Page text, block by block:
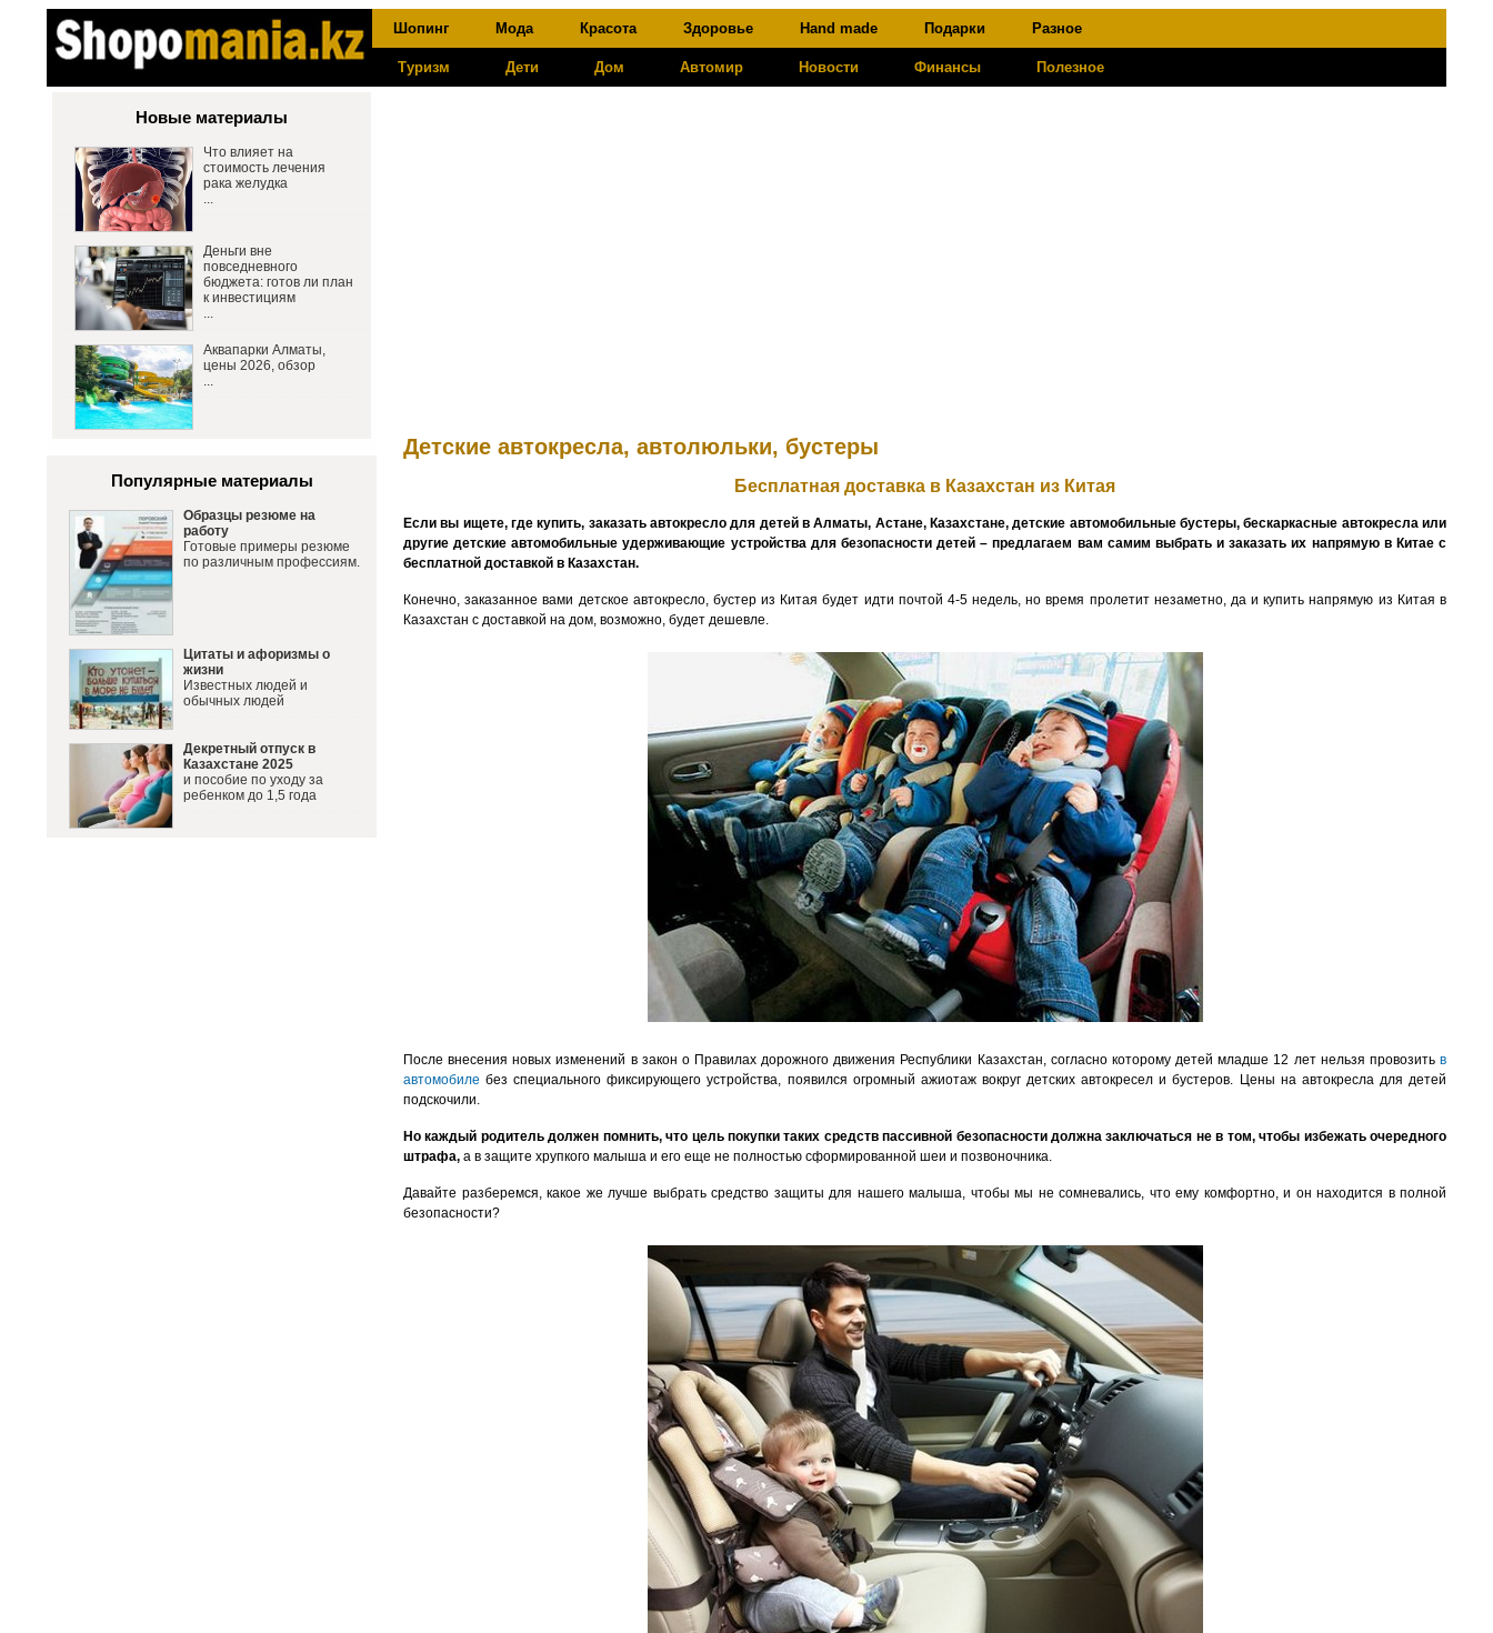
Шопинг Мода Красота Здоровье Hand made Подарки Разное
Туризм Дети Дом Автомир Новости Финансы Полезное
Новые материалы
Что влияет на
стоимость лечения
рака желудка
...
Деньги вне
повседневного
бюджета: готов ли план
к инвестициям
...
Аквапарки Алматы,
цены 2026, обзор
...
Популярные материалы
Образцы резюме на
работу
Готовые примеры резюме
по различным профессиям.
Цитаты и афоризмы о
жизни
Известных людей и
обычных людей
Декретный отпуск в
Казахстане 2025
и пособие по уходу за
ребенком до 1,5 года
Детские автокресла, автолюльки, бустеры
Бесплатная доставка в Казахстан из Китая
Если вы ищете, где купить, заказать автокресло для детей в Алматы, Астане, Казахстане, детские автомобильные бустеры, бескаркасные автокресла или
другие детские автомобильные удерживающие устройства для безопасности детей – предлагаем вам самим выбрать и заказать их напрямую в Китае с
бесплатной доставкой в Казахстан.
Конечно, заказанное вами детское автокресло, бустер из Китая будет идти почтой 4-5 недель, но время пролетит незаметно, да и купить напрямую из Китая в
Казахстан с доставкой на дом, возможно, будет дешевле.
После внесения новых изменений в закон о Правилах дорожного движения Республики Казахстан, согласно которому детей младше 12 лет нельзя провозить в
автомобиле без специального фиксирующего устройства, появился огромный ажиотаж вокруг детских автокресел и бустеров. Цены на автокресла для детей
подскочили.
Но каждый родитель должен помнить, что цель покупки таких средств пассивной безопасности должна заключаться не в том, чтобы избежать очередного
штрафа, а в защите хрупкого малыша и его еще не полностью сформированной шеи и позвоночника.
Давайте разберемся, какое же лучше выбрать средство защиты для нашего малыша, чтобы мы не сомневались, что ему комфортно, и он находится в полной
безопасности?